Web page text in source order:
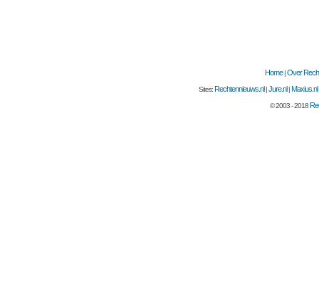
Home|Over
Sites:Rechtennieuws.nl |Jure.nl |Maxius.nl
© 2003 - 2018